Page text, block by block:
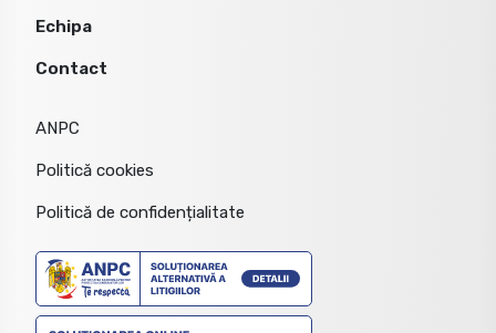
Echipa
Contact
ANPC
Politică cookies
Politică de confidențialitate